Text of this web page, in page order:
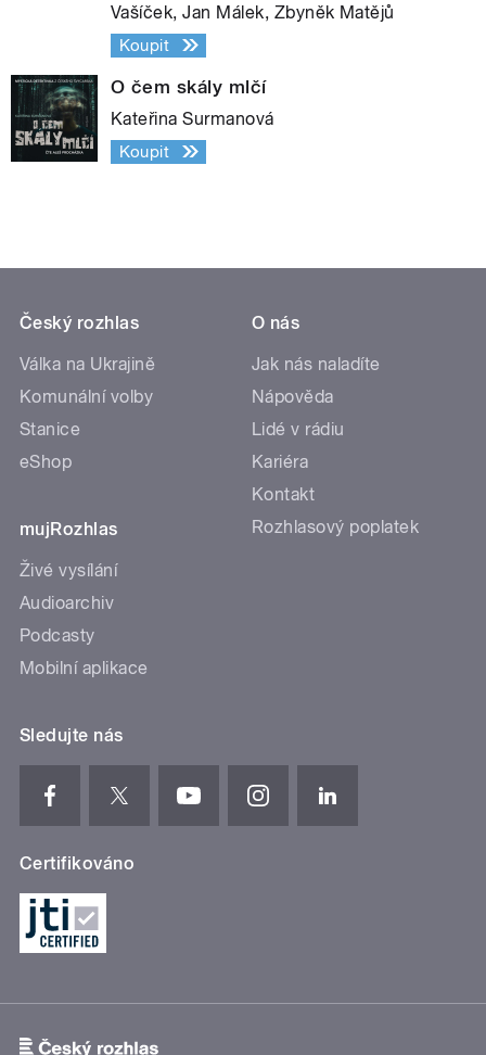
Vašíček, Jan Málek, Zbyněk Matějů
Koupit
O čem skály mlčí
Kateřina Surmanová
Koupit
Český rozhlas
Válka na Ukrajině
Komunální volby
Stanice
eShop
mujRozhlas
Živé vysílání
Audioarchiv
Podcasty
Mobilní aplikace
O nás
Jak nás naladíte
Nápověda
Lidé v rádiu
Kariéra
Kontakt
Rozhlasový poplatek
Sledujte nás
Certifikováno